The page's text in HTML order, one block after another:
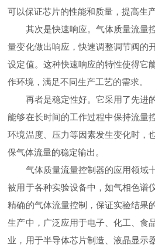
可以保证芯片的性能和质量，提高生
其次是快速响应。气体质量流量
量变化做出响应，快速调整调节阀的
设定值。这种快速响应的特性使得它
作环境，满足不同生产工艺的需求。
再者是稳定性好。它采用了先进的
能够在长时间的工作过程中保持流量
环境温度、压力等因素发生变化时，
保气体流量的稳定输出。
气体质量流量控制器的应用领域
被用于各种实验设备中，如气相色谱
精确的气体流量控制，保证实验结果
生产中，广泛应用于电子、化工、食
业，用于半导体芯片制造、液晶显示